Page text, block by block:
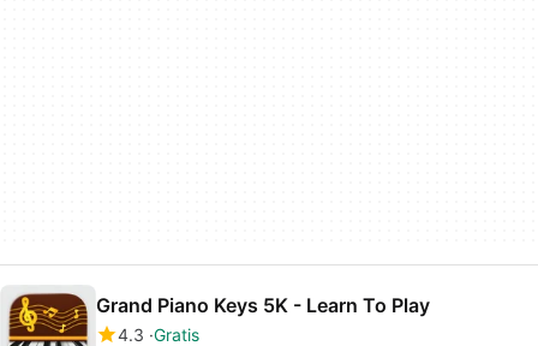
Grand Piano Keys 5K - Learn To Play
4.3 Gratis